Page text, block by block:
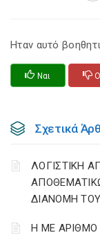
Ηταν αυτό
Ναι
Σχετικά
ΛΟΓΙΣΤΙΚΗ
ΔΙΑΝΟΜΗ
Η ΜΕ ΑΡΙΘΜΟ